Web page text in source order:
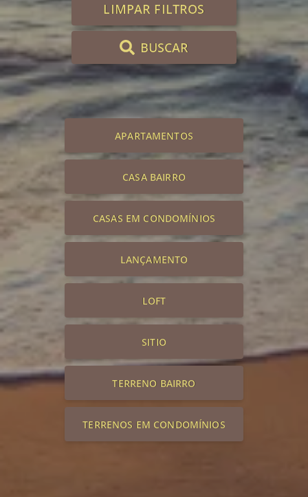
LIMPAR FILTROS
BUSCAR
APARTAMENTOS
CASA BAIRRO
CASAS EM CONDOMÍNIOS
LANÇAMENTO
LOFT
SITIO
TERRENO BAIRRO
TERRENOS EM CONDOMÍNIOS